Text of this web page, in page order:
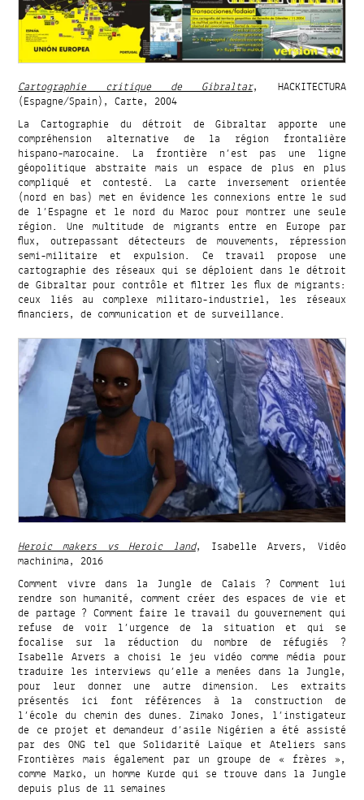
Cartographie critique de Gibraltar, HACKITECTURA
(Espagne/Spain), Carte, 2004
La Cartographie du détroit de Gibraltar apporte une
compréhension alternative de la région frontalière
hispano-marocaine. La frontière n’est pas une ligne
géopolitique abstraite mais un espace de plus en plus
compliqué et contesté. La carte inversement orientée
(nord en bas) met en évidence les connexions entre le sud
de l’Espagne et le nord du Maroc pour montrer une seule
région. Une multitude de migrants entre en Europe par
flux, outrepassant détecteurs de mouvements, répression
semi-militaire et expulsion. Ce travail propose une
cartographie des réseaux qui se déploient dans le détroit
de Gibraltar pour contrôle et filtrer les flux de migrants:
ceux liés au complexe militaro-industriel, les réseaux
financiers, de communication et de surveillance.
Heroic makers vs Heroic land, Isabelle Arvers, Vidéo
machinima, 2016
Comment vivre dans la Jungle de Calais ? Comment lui
rendre son humanité, comment créer des espaces de vie et
de partage ? Comment faire le travail du gouvernement qui
refuse de voir l’urgence de la situation et qui se
focalise sur la réduction du nombre de réfugiés ?
Isabelle Arvers a choisi le jeu vidéo comme média pour
traduire les interviews qu’elle a menées dans la Jungle,
pour leur donner une autre dimension. Les extraits
présentés ici font références à la construction de
l’école du chemin des dunes. Zimako Jones, l’instigateur
de ce projet et demandeur d’asile Nigérien a été assisté
par des ONG tel que Solidarité Laïque et Ateliers sans
Frontières mais également par un groupe de « frères »,
comme Marko, un homme Kurde qui se trouve dans la Jungle
depuis plus de 11 semaines